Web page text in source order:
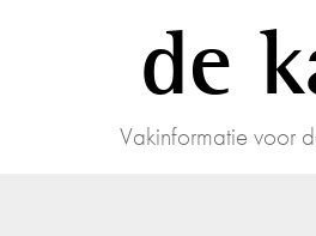
de
Vakinformatie voor